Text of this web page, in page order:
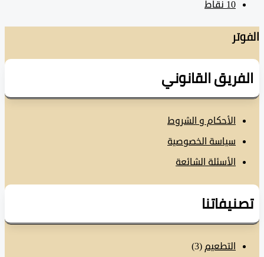
نقاط
القانوني
الأحكام و الشروط
سياسة الخصوصية
الأسئلة الشائعة
التطعيم(3)